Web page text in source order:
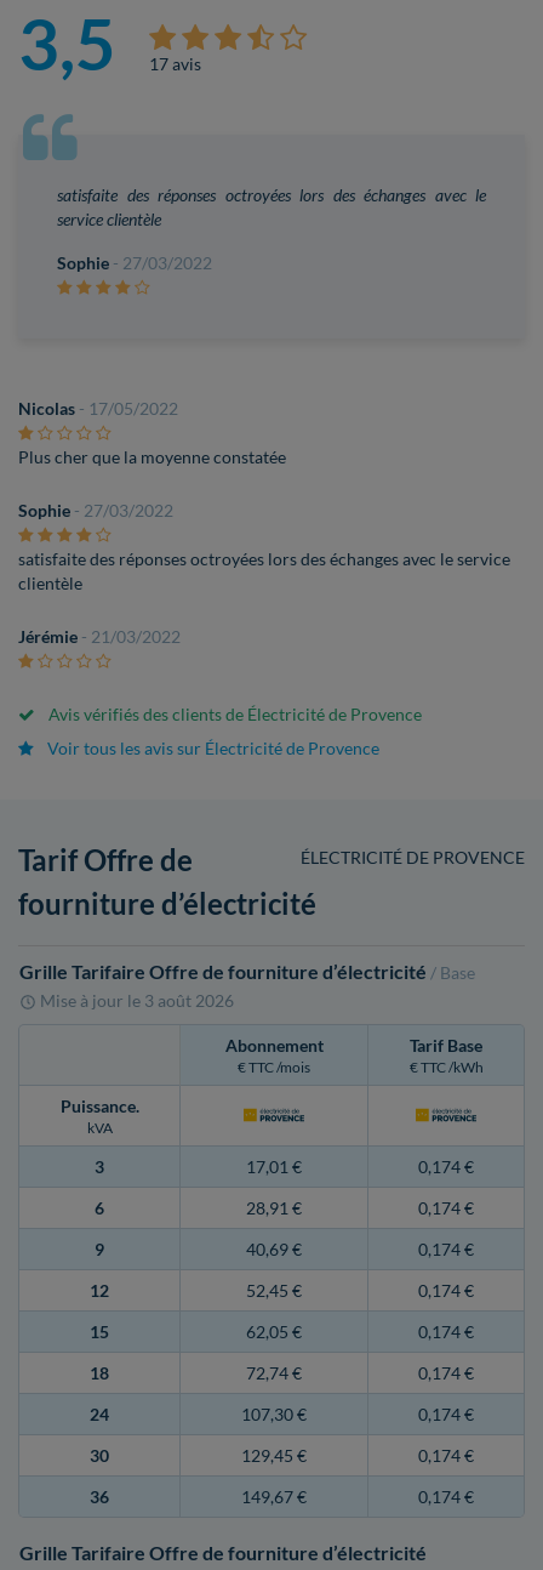
3,5 17 avis
satisfaite des réponses octroyées lors des échanges avec le
service clientèle
Sophie - 27/03/2022
Nicolas - 17/05/2022
Plus cher que la moyenne constatée
Sophie - 27/03/2022
satisfaite des réponses octroyées lors des échanges avec le service
clientèle
Jérémie - 21/03/2022
Avis vérifiés des clients de Électricité de Provence
Voir tous les avis sur Électricité de Provence
ÉLECTRICITÉ DE PROVENCE
Tarif Offre de
fourniture d’électricité
Grille Tarifaire Offre de fourniture d’électricité / Base
Mise à jour le 3 août 2026
Abonnement
€ TTC /mois
Tarif Base
€ TTC /kWh
Puissance.
kVA
3 17,01 €
0,174 €
6
28,91 €
0,174 €
9
40,69 €
0,174 €
12
52,45 €
0,174 €
15
62,05 €
0,174 €
18
72,74 €
0,174 €
24
107,30 €
0,174 €
30
129,45 €
0,174 €
36
149,67 € 0,174 €
Grille Tarifaire Offre de fourniture d’électricité